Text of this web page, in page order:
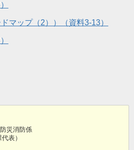
マップ（2））（資料3-13）
災消防係
代表）